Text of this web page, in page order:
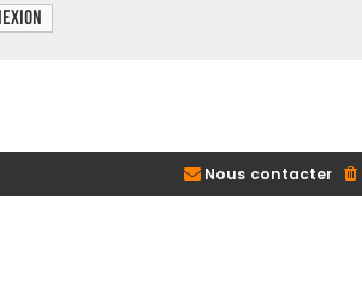
Nous contacter